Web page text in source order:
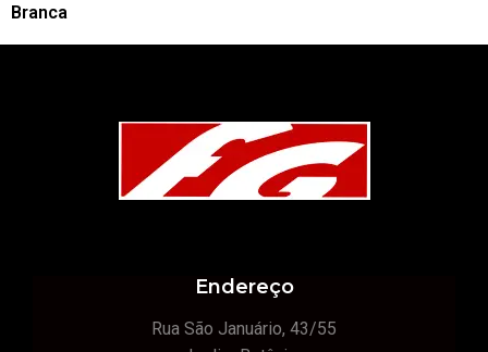
Branca
Endereço
Rua São Januário, 43/55